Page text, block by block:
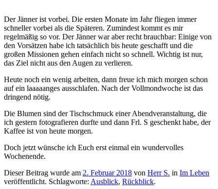
Der Jänner ist vorbei. Die ersten Monate im Jahr fliegen immer
schneller vorbei als die Späteren. Zumindest kommt es mir
regelmäßig so vor. Der Jänner war aber recht brauchbar: Einige von
den Vorsätzen habe ich tatsächlich bis heute geschafft und die
großen Missionen gehen einfach nicht so schnell. Wichtig ist nur,
das Ziel nicht aus den Augen zu verlieren.
Heute noch ein wenig arbeiten, dann freue ich mich morgen schon
auf ein laaaaanges ausschlafen. Nach der Vollmondwoche ist das
dringend nötig.
Die Blumen sind der Tischschmuck einer Abendveranstaltung, die
ich gestern fotografieren durfte und dann Frl. S geschenkt habe, der
Kaffee ist von heute morgen.
Doch jetzt wünsche ich Euch erst einmal ein wundervolles
Wochenende.
Dieser Beitrag wurde am 2. Februar 2018 von Herr S. in Im Leben
veröffentlicht. Schlagworte: Ausblick, Rückblick.